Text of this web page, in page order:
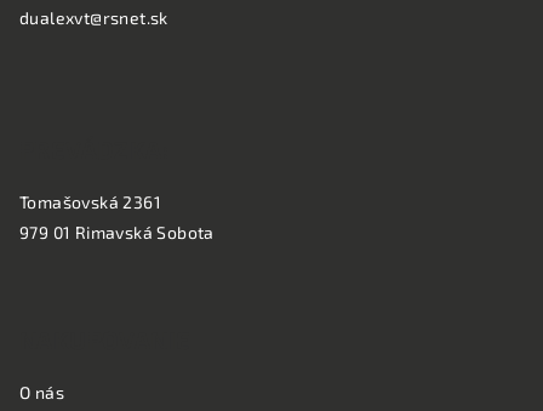
dualexvt@rsnet.sk
Tomašovská 2361
979 01 Rimavská Sobota
O nás